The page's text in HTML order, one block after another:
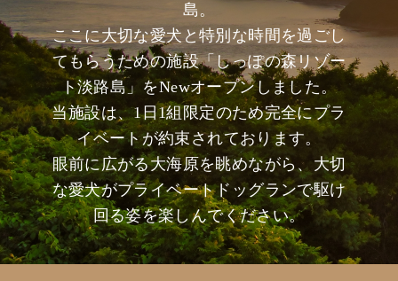
島。
ここに大切な愛犬と特別な時間を過ごし
てもらうための施設「しっぽの森リゾー
ト淡路島」をNewオープンしました。
当施設は、1日1組限定のため完全にプラ
イベートが約束されております。
眼前に広がる大海原を眺めながら、大切
な愛犬がプライベートドッグランで駆け
回る姿を楽しんでください。